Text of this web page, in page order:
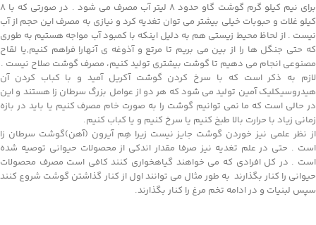
برای نیم کیلو گرم گوشت گاو حدود 8 لیتر آب مصرف می شود . در صورتی که با 8
کیلو غلات و حبوبات خیلی بیشتر می توان تغدیه کرد و نیازی به مصرف این حجم از آب
نیست . از لحاظ محیط زیستی هم به دلیل اینکه با کمبود آب مواجه هستیم به طوری
که حتی جنگل ها را از بین می بریم تا مرتع و آذوغه ی آنهارا فراهم کنیم,یا لقاح
مصنوعی انجام می دهیم تا گوشت بیشتری تولید کنیم، مصرف گوشت صلاح نیست .
لازم به ذکر است که با سرخ کردن گوشت آکریل آمید و با کباب کردن آن
هیدروسیکلیک آمین تولید می شود که هر دو از عوامل بزرگ سرطان زا هستند و این
در حالی است که ما نمی توانیم گوشت را به صورت خام مصرف کنیم یا باید در بازه
زمانی زیاد با حرارت بالا طبخ کنیم یا سرخ کنیم و یا کباب کنیم.
از نظر علمی نیز خوردن گوشت جایز نیست زیرا هِم آیرون (آهن)گوشت سرطان زا
است . حتی در علم تغدیه نیز صرفا مقدار اندکی از محصولات حیوانی توصیه شده
است . در کل افرادی که می خواهند گیاهخواری کنند کافی است مصرف محصولات
حیوانی را کنار بگذارند به طور مثال می توانند اول از کنار گذاشتن گوشت شروع کنند
سپس لبنیات و در ادامه تخم مرغ را کنار بگذارند.